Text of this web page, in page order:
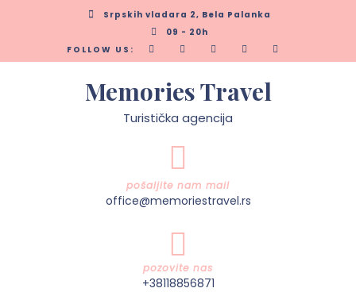
Srpskih vladara 2, Bela Palanka
09 - 20h
FOLLOW US:
Memories Travel
Turistička agencija
pošaljite nam mail
office@memoriestravel.rs
pozovite nas
+38118856871